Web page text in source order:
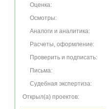
Оценка:
Осмотры:
Аналоги и аналитика:
Расчеты, оформление:
Проверить и подписать:
Письма:
Судебная экспертиза:
Открыл(а) проектов: